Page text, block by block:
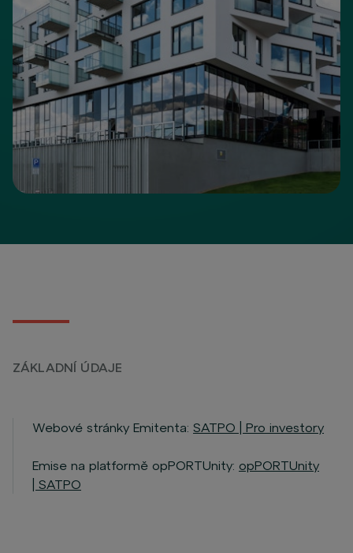
ZÁKLADNÍ ÚDAJE
Webové stránky Emitenta: SATPO | Pro investory
Emise na platformě opPORTUnity: opPORTUnity
| SATPO